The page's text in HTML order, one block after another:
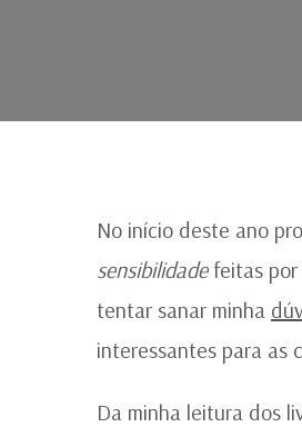
No início deste ano
sensibilidadefeitas por
tentar sanar minha
interessantes para as
Da minha leitura dos